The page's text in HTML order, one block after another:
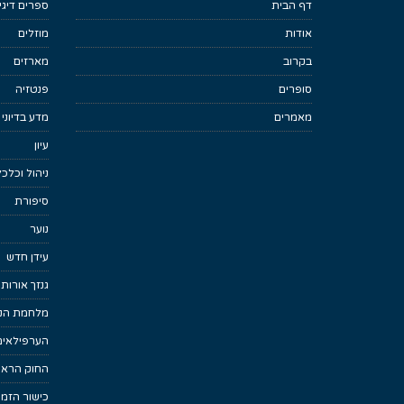
דף הבית
אודות
בקרוב
סופרים
מאמרים
ספרים
מוזלים
מארזים
פנטזיה
מדע בדיוני
עיון
ניהול
סיפורת
נוער
עידן חדש
גנזך
מלחמת
החוק
כישור